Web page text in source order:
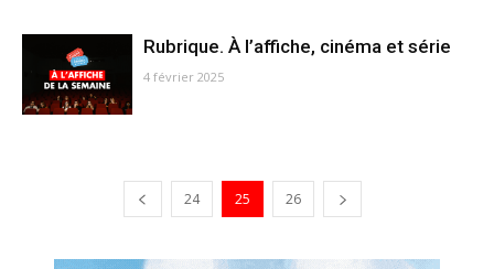
Rubrique. À l’affiche, cinéma et série
4 février 2025
24 25 26